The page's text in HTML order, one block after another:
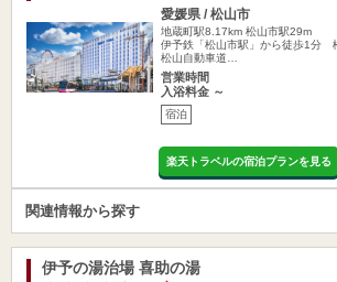
愛媛県 / 松山市
地蔵町駅8.17km 松山市駅29m
伊予鉄「松山市駅」から徒歩1分
松山自動車道…
営業時間
入浴料金 ～
宿泊
楽天トラベルの宿泊プランを見る
関連情報から探す
伊予の湯治場 喜助の湯